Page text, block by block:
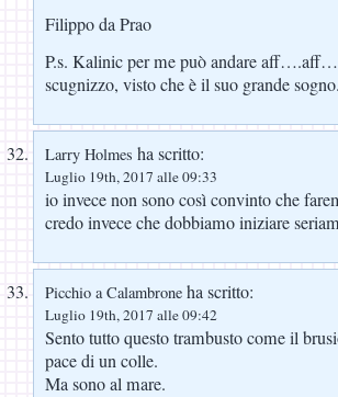
Filippo da Prao
P.s. Kalinic per me può andare
scugnizzo, visto che è il suo grande
Larry Holmes ha scritto:
Luglio 19th, 2017 alle 09:33
io invece non sono così convinto che
credo invece che dobbiamo iniziare
Picchio a Calambrone ha scritto:
Luglio 19th, 2017 alle 09:42
Sento tutto questo trambusto come il
pace di un colle.
Ma sono al mare.